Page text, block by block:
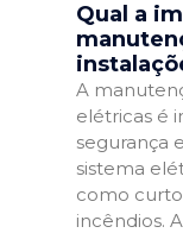
Qual a
A
elétricas é
segurança
sistema
como
incêndios.